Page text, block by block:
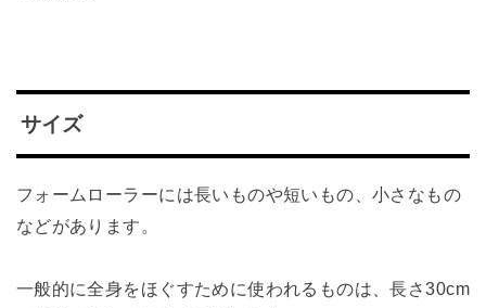
サイズ
フォームローラーには長いものや短いもの、小さなもの
などがあります。
一般的に全身をほぐすために使われるものは、長さ30cm